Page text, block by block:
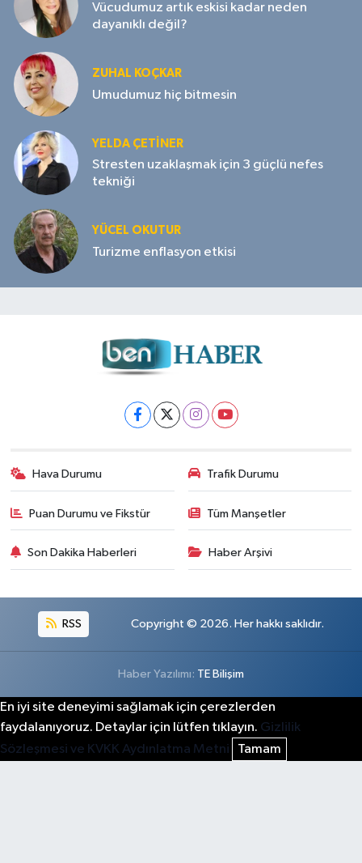
Vücudumuz artık eskisi kadar neden
dayanıklı değil?
ZUHAL KOÇKAR
Umudumuz hiç bitmesin
YELDA ÇETİNER
Stresten uzaklaşmak için 3 güçlü nefes
tekniği
YÜCEL OKUTUR
Turizme enflasyon etkisi
Hava Durumu Trafik Durumu
Puan Durumu ve Fikstür Tüm Manşetler
Son Dakika Haberleri Haber Arşivi
RSS Copyright © 2026. Her hakkı saklıdır.
Haber Yazılımı: TE Bilişim
En iyi site deneyimi sağlamak için çerezlerden
faydalanıyoruz. Detaylar için lütfen tıklayın. Gizlilik
Sözleşmesi ve KVKK Aydınlatma Metni
Tamam